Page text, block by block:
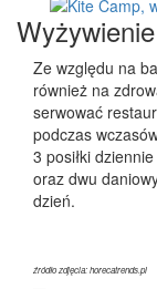
Wyżywienie
Ze względu na
również na
serwować
podczas
3 posiłki
oraz dwu
dzień.
źródło zdjęcia: horecatrends.pl